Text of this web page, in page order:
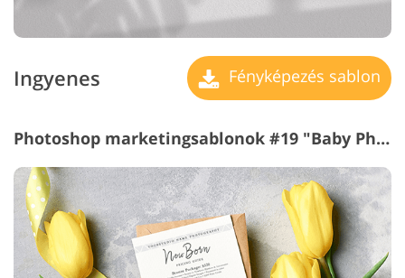
Ingyenes Fényképezés sablon
Photoshop marketingsablonok #19 "Baby Photography"